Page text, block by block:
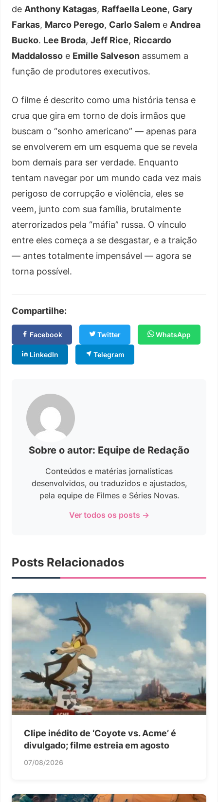
de Anthony Katagas, Raffaella Leone, Gary
Farkas, Marco Perego, Carlo Salem e Andrea
Bucko. Lee Broda, Jeff Rice, Riccardo
Maddalosso e Emille Salveson assumem a
função de produtores executivos.
O filme é descrito como uma história tensa e
crua que gira em torno de dois irmãos que
buscam o “sonho americano” — apenas para
se envolverem em um esquema que se revela
bom demais para ser verdade. Enquanto
tentam navegar por um mundo cada vez mais
perigoso de corrupção e violência, eles se
veem, junto com sua família, brutalmente
aterrorizados pela “máfia” russa. O vínculo
entre eles começa a se desgastar, e a traição
— antes totalmente impensável — agora se
torna possível.
Compartilhe:
Facebook Twitter WhatsApp
LinkedIn Telegram
Sobre o autor: Equipe de Redação
Conteúdos e matérias jornalísticas
desenvolvidos, ou traduzidos e ajustados,
pela equipe de Filmes e Séries Novas.
Ver todos os posts →
Posts Relacionados
Clipe inédito de ‘Coyote vs. Acme’ é
divulgado; filme estreia em agosto
07/08/2026